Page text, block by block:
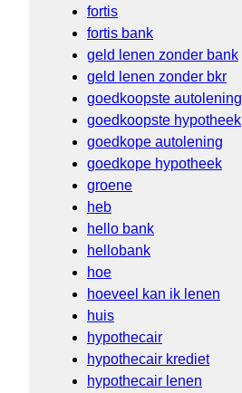
fortis
fortis bank
geld lenen zonder bank
geld lenen zonder bkr
goedkoopste autolening
goedkoopste hypotheek
goedkope autolening
goedkope hypotheek
groene
heb
hello bank
hellobank
hoe
hoeveel kan ik lenen
huis
hypothecair
hypothecair krediet
hypothecair lenen